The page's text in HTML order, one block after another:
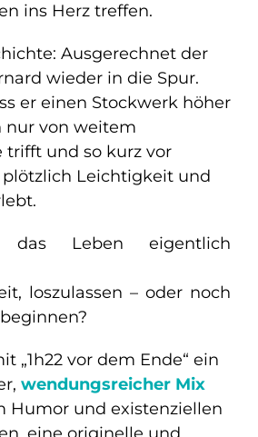
ins Herz treffen.
Ausgerechnet der
wieder in die Spur.
er einen Stockwerk höher
nur von weitem
und so kurz vor
plötzlich Leichtigkeit und
das Leben eigentlich
loszulassen – oder noch
„1h22 vor dem Ende“ ein
wendungsreicher Mix
Humor und existenziellen